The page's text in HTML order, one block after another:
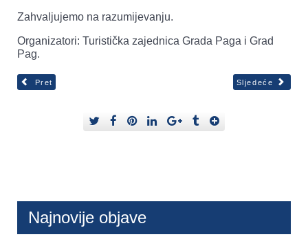
Zahvaljujemo na razumijevanju.
Organizatori: Turistička zajednica Grada Paga i Grad
Pag.
Pret Sljedeće
Najnovije objave